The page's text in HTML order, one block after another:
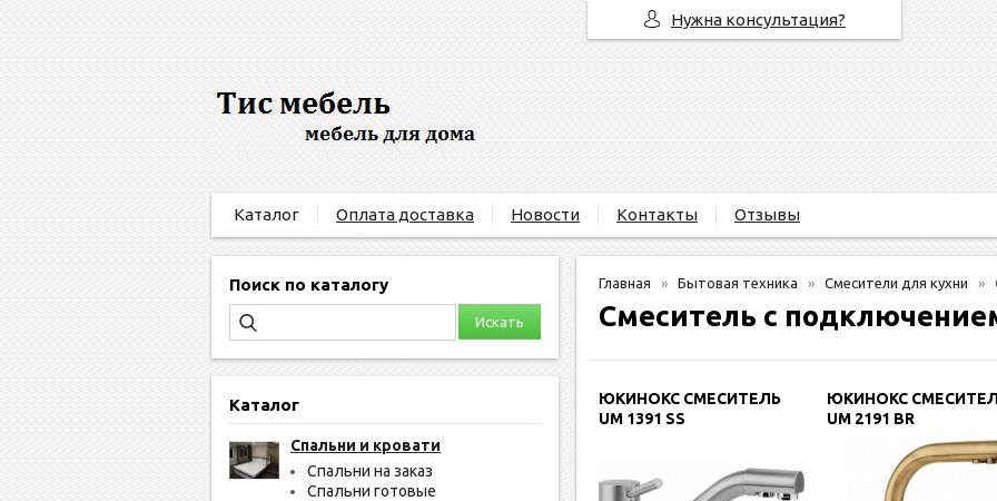
Каталог Оплата доставка Новости Контакты Отзывы
Поиск по каталогу
Каталог
Спальни и кровати
Спальни на заказ
Спальни готовые
Главная Бытовая техника Смесители для кухни
Смеситель с
ЮКИНОКС СМЕСИТЕЛЬ
UM 1391 SS
ЮКИНОКС
UM 2191 BR
Нужна консультация?